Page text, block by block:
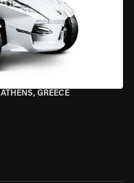
ATHENS, GREECE